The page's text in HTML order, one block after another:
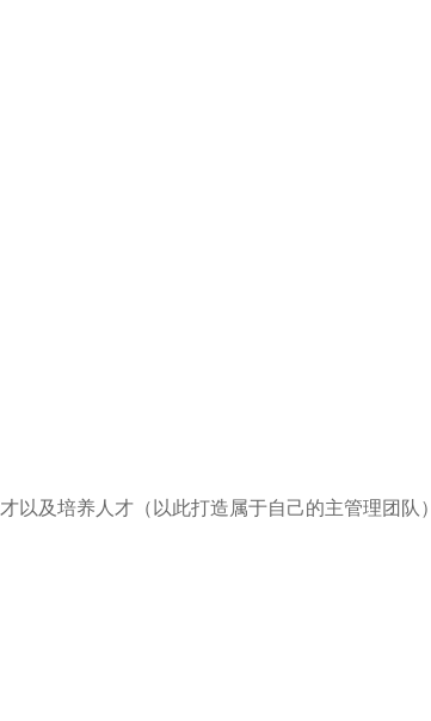
及培养人才（以此打造属于自己的主管理团队）